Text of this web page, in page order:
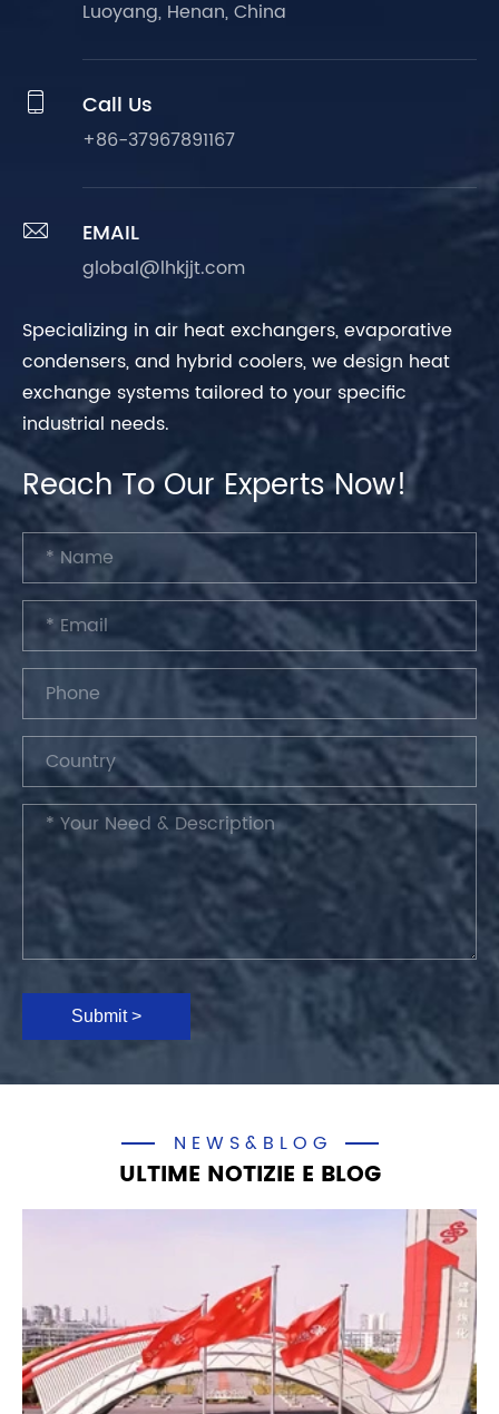
Luoyang, Henan, China
 Call Us
+86-37967891167
 EMAIL
global@lhkjjt.com
Specializing in air heat exchangers, evaporative
condensers, and hybrid coolers, we design heat
exchange systems tailored to your specific
industrial needs.
Reach To Our Experts Now!
Submit >
NEWS&BLOG
ULTIME NOTIZIE E BLOG